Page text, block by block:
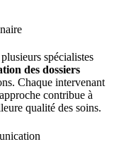
spécialistes
des dossiers
. Chaque intervenant
contribue à
qualité des soins.